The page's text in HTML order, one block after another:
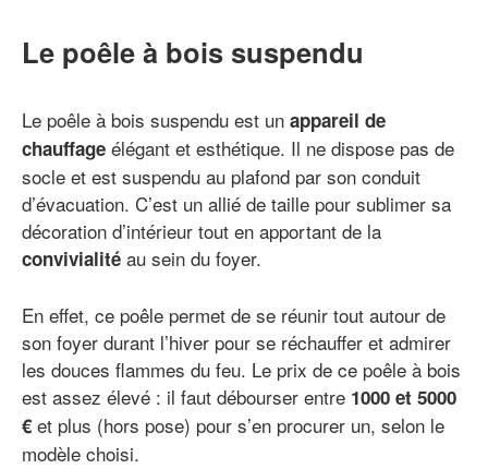
Le poêle à bois suspendu
Le poêle à bois suspendu est un appareil de
chauffage élégant et esthétique. Il ne dispose pas de
socle et est suspendu au plafond par son conduit
d’évacuation. C’est un allié de taille pour sublimer sa
décoration d’intérieur tout en apportant de la
convivialité au sein du foyer.
En effet, ce poêle permet de se réunir tout autour de
son foyer durant l’hiver pour se réchauffer et admirer
les douces flammes du feu. Le prix de ce poêle à bois
est assez élevé : il faut débourser entre 1000 et 5000
€ et plus (hors pose) pour s’en procurer un, selon le
modèle choisi.